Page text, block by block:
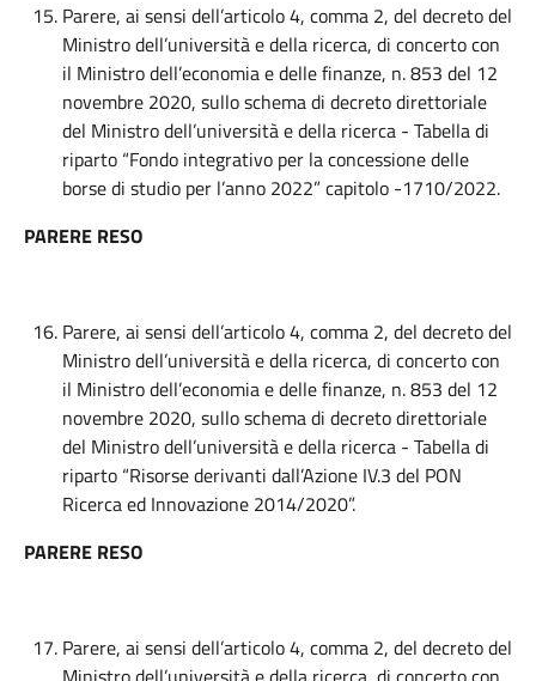
Parere, ai sensi dell’articolo 4, comma 2, del decreto del
Ministro dell’università e della ricerca, di concerto con
il Ministro dell’economia e delle finanze, n. 853 del 12
novembre 2020, sullo schema di decreto direttoriale
del Ministro dell’università e della ricerca - Tabella di
riparto “Fondo integrativo per la concessione delle
borse di studio per l’anno 2022” capitolo -1710/2022.
PARERE RESO
Parere, ai sensi dell’articolo 4, comma 2, del decreto del
Ministro dell’università e della ricerca, di concerto con
il Ministro dell’economia e delle finanze, n. 853 del 12
novembre 2020, sullo schema di decreto direttoriale
del Ministro dell’università e della ricerca - Tabella di
riparto “Risorse derivanti dall’Azione IV.3 del PON
Ricerca ed Innovazione 2014/2020”.
PARERE RESO
Parere, ai sensi dell’articolo 4, comma 2, del decreto del